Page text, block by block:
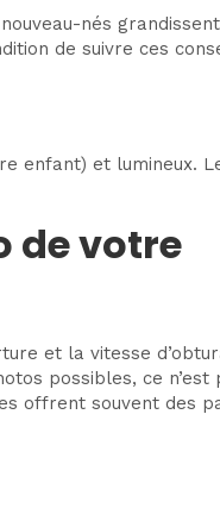
nés
de suivre ces
enfant) et lumineux.
de votre
et la vitesse
possibles, ce n’est
offrent souvent des